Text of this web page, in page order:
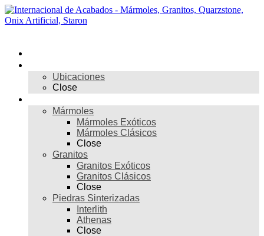
Skip
to
Ubicaciones
Close
Mármoles
Mármoles Exóticos
Mármoles Clásicos
Close
Granitos
Granitos Exóticos
Granitos Clásicos
Close
Piedras Sinterizadas
Interlith
Athenas
Close